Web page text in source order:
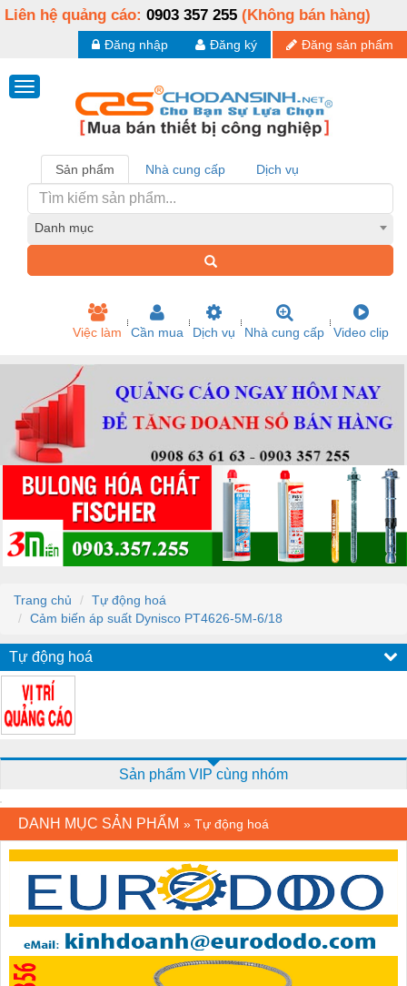
Liên hệ quảng cáo: 0903 357 255 (Không bán hàng)
Đăng sản phẩm
Đăng ký
Đăng nhập
Sản phẩm Nhà cung cấp Dịch vụ
Danh mục
Việc làm Cần mua Dịch vụ Nhà cung cấp Video clip
Trang chủ
Tự động hoá
Cảm biến áp suất Dynisco PT4626-5M-6/18
Tự động hoá
Sản phẩm VIP cùng nhóm
DANH MỤC SẢN PHẨM » Tự động hoá